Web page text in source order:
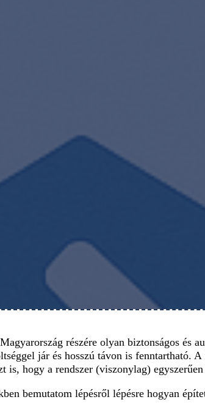
Magyarország részére olyan biztonságos és
jár és hosszú távon is fenntartható.
is, hogy a rendszer (viszonylag)
bemutatom lépésről lépésre hogyan